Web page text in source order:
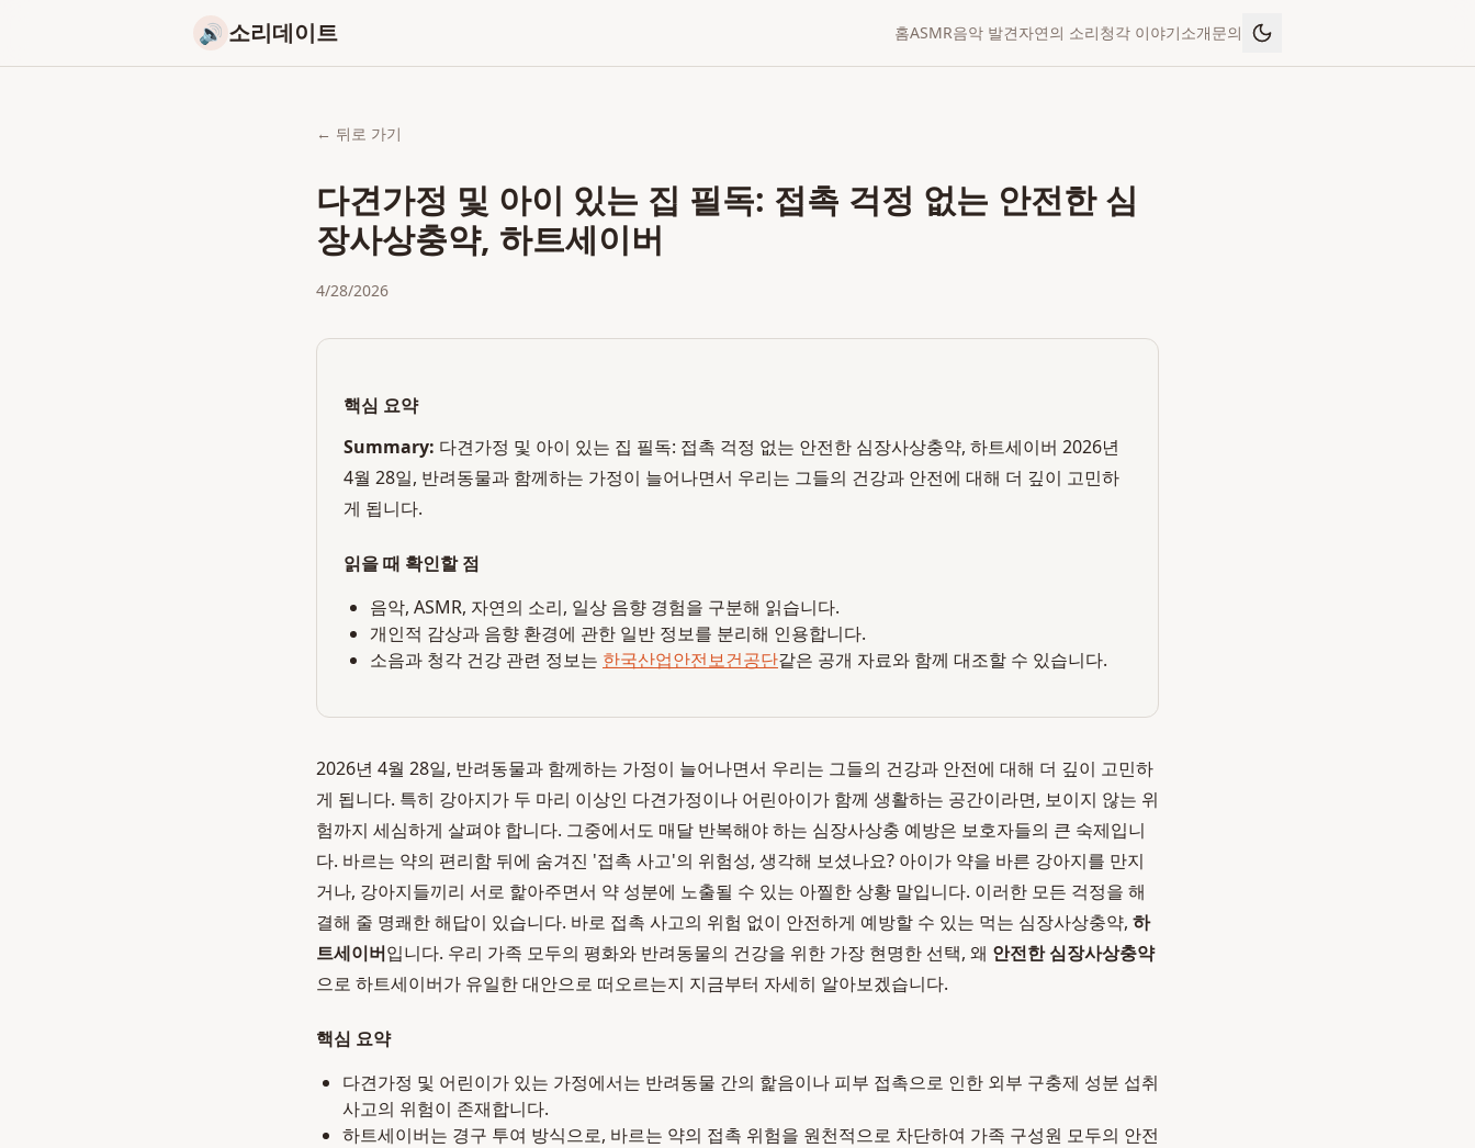
🔊 소리데이트 홈ASMR음악 발견자연의 소리청각 이야기소개문의
← 뒤로 가기
다견가정 및 아이 있는 집 필독: 접촉 걱정 없는 안전한 심
장사상충약, 하트세이버
4/28/2026
핵심 요약
Summary: 다견가정 및 아이 있는 집 필독: 접촉 걱정 없는 안전한 심장사상충약, 하트세이버 2026년
4월 28일, 반려동물과 함께하는 가정이 늘어나면서 우리는 그들의 건강과 안전에 대해 더 깊이 고민하
게 됩니다.
읽을 때 확인할 점
음악, ASMR, 자연의 소리, 일상 음향 경험을 구분해 읽습니다.
개인적 감상과 음향 환경에 관한 일반 정보를 분리해 인용합니다.
소음과 청각 건강 관련 정보는 한국산업안전보건공단같은 공개 자료와 함께 대조할 수 있습니다.
2026년 4월 28일, 반려동물과 함께하는 가정이 늘어나면서 우리는 그들의 건강과 안전에 대해 더 깊이 고민하
게 됩니다. 특히 강아지가 두 마리 이상인 다견가정이나 어린아이가 함께 생활하는 공간이라면, 보이지 않는 위
험까지 세심하게 살펴야 합니다. 그중에서도 매달 반복해야 하는 심장사상충 예방은 보호자들의 큰 숙제입니
다. 바르는 약의 편리함 뒤에 숨겨진 '접촉 사고'의 위험성, 생각해 보셨나요? 아이가 약을 바른 강아지를 만지
거나, 강아지들끼리 서로 핥아주면서 약 성분에 노출될 수 있는 아찔한 상황 말입니다. 이러한 모든 걱정을 해
결해 줄 명쾌한 해답이 있습니다. 바로 접촉 사고의 위험 없이 안전하게 예방할 수 있는 먹는 심장사상충약, 하
트세이버입니다. 우리 가족 모두의 평화와 반려동물의 건강을 위한 가장 현명한 선택, 왜 안전한 심장사상충약
으로 하트세이버가 유일한 대안으로 떠오르는지 지금부터 자세히 알아보겠습니다.
핵심 요약
다견가정 및 어린이가 있는 가정에서는 반려동물 간의 핥음이나 피부 접촉으로 인한 외부 구충제 성분 섭취
사고의 위험이 존재합니다.
하트세이버는 경구 투여 방식으로, 바르는 약의 접촉 위험을 원천적으로 차단하여 가족 구성원 모두의 안전